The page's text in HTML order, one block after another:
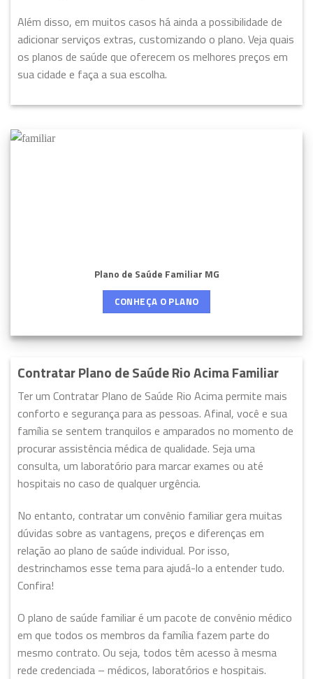
Além disso, em muitos casos há ainda a possibilidade de
adicionar serviços extras, customizando o plano. Veja quais
os planos de saúde que oferecem os melhores preços em
sua cidade e faça a sua escolha.
Plano de Saúde Familiar MG
CONHEÇA O PLANO
Contratar Plano de Saúde Rio Acima Familiar
Ter um Contratar Plano de Saúde Rio Acima permite mais
conforto e segurança para as pessoas. Afinal, você e sua
família se sentem tranquilos e amparados no momento de
procurar assistência médica de qualidade. Seja uma
consulta, um laboratório para marcar exames ou até
hospitais no caso de qualquer urgência.
No entanto, contratar um convênio familiar gera muitas
dúvidas sobre as vantagens, preços e diferenças em
relação ao plano de saúde individual. Por isso,
destrinchamos esse tema para ajudá-lo a entender tudo.
Confira!
O plano de saúde familiar é um pacote de convênio médico
em que todos os membros da família fazem parte do
mesmo contrato. Ou seja, todos têm acesso à mesma
rede credenciada – médicos, laboratórios e hospitais.